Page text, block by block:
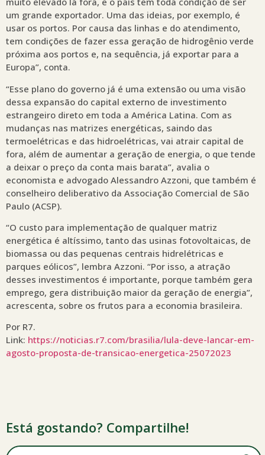
um grande exportador. Uma das ideias, por exemplo, é
usar os portos. Por causa das linhas e do atendimento,
tem condições de fazer essa geração de hidrogênio verde
próxima aos portos e, na sequência, já exportar para a
Europa”, conta.
“Esse plano do governo já é uma extensão ou uma visão
dessa expansão do capital externo de investimento
estrangeiro direto em toda a América Latina. Com as
mudanças nas matrizes energéticas, saindo das
termoelétricas e das hidroelétricas, vai atrair capital de
fora, além de aumentar a geração de energia, o que tende
a deixar o preço da conta mais barata”, avalia o
economista e advogado Alessandro Azzoni, que também é
conselheiro deliberativo da Associação Comercial de São
Paulo (ACSP).
“O custo para implementação de qualquer matriz
energética é altíssimo, tanto das usinas fotovoltaicas, de
biomassa ou das pequenas centrais hidrelétricas e
parques eólicos”, lembra Azzoni. “Por isso, a atração
desses investimentos é importante, porque também gera
emprego, gera distribuição maior da geração de energia”,
acrescenta, sobre os frutos para a economia brasileira.
Por R7.
Link: https://noticias.r7.com/brasilia/lula-deve-lancar-em-
agosto-proposta-de-transicao-energetica-25072023
Está gostando? Compartilhe!